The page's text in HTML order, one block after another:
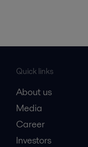
Quick links
About us
Media
Career
Investors